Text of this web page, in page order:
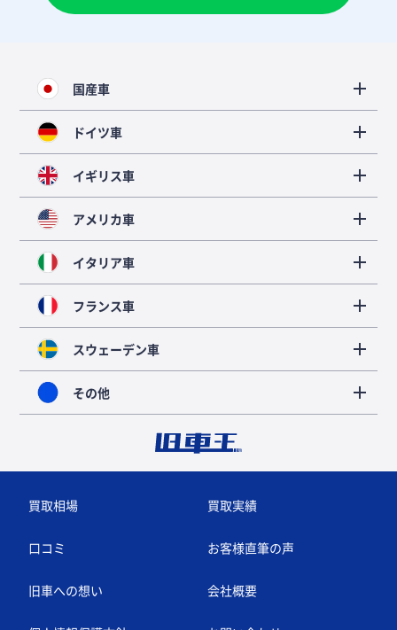
国産車
ドイツ車
イギリス車
アメリカ車
イタリア車
フランス車
スウェーデン車
その他
買取相場 買取実績
口コミ お客様直筆の声
旧車への想い 会社概要